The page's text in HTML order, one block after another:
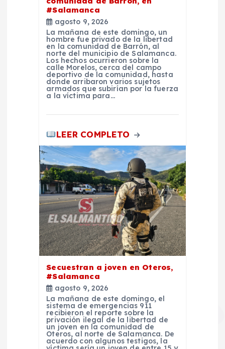
#Salamanca
agosto 9, 2026
La mañana de este domingo, un
hombre fue privado de la libertad
en la comunidad de Barrón, al
norte del municipio de Salamanca.
Los hechos ocurrieron sobre la
calle Morelos, cerca del campo
deportivo de la comunidad, hasta
donde arribaron varios sujetos
armados que subirían por la fuerza
a la víctima para…
LEER COMPLETO
Secuestran a joven en Oteros,
#Salamanca
agosto 9, 2026
La mañana de este domingo, el
sistema de emergencias 911
recibieron el reporte sobre la
privación ilegal de la libertad de
un joven en la comunidad de
Oteros, al norte de Salamanca. De
acuerdo con algunos testigos, la